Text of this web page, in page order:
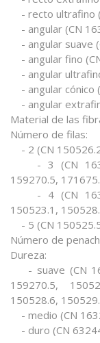
- recto ultrafino
- angular (CN
- angular suave
- angular fino
- angular
- angular cónico
- angular
Material de las
Número de filas:
- 2 (CN
- 3 (CN
159270.5,
- 4 (CN
150523.1,
- 5 (CN
Número de
Dureza:
- suave (CN
159270.5,
150528.6,
- medio (CN
- duro (CN